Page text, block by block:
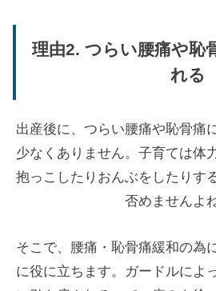
理由2. つらい腰痛や恥
れる
出産後に、つらい腰痛や恥骨痛
少なくありません。子育ては体
抱っこしたりおんぶをしたりす
否めませんよね
そこで、腰痛・恥骨痛緩和の為
に役に立ちます。ガードルによ